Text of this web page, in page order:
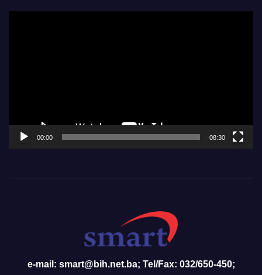
00:00 08:30
e-mail: smart@bih.net.ba; Tel/Fax: 032/650-450;